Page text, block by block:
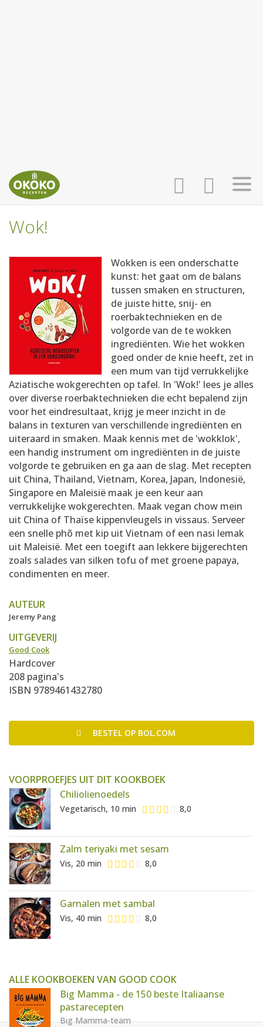
AANMELDEN
RECEPTEN
WEEKMENU'S
KOOKBOEKEN
Wok!
Wokken is een onderschatte
kunst: het gaat om de balans
tussen smaken en structuren,
de juiste hitte, snij- en
roerbaktechnieken en de
volgorde van de te wokken
ingrediënten. Wie het wokken
goed onder de knie heeft, zet in
een mum van tijd verrukkelijke
Aziatische wokgerechten op tafel. In 'Wok!' lees je alles
over diverse roerbaktechnieken die echt bepalend zijn
voor het eindresultaat, krijg je meer inzicht in de
balans in texturen van verschillende ingrediënten en
uiteraard in smaken. Maak kennis met de 'wokklok',
een handig instrument om ingrediënten in de juiste
volgorde te gebruiken en ga aan de slag. Met recepten
uit China, Thailand, Vietnam, Korea, Japan, Indonesië,
Singapore en Maleisië maak je een keur aan
verrukkelijke wokgerechten. Maak vegan chow mein
uit China of Thaïse kippenvleugels in vissaus. Serveer
een snelle phõ met kip uit Vietnam of een nasi lemak
uit Maleisië. Met een toegift aan lekkere bijgerechten
zoals salades van silken tofu of met groene papaya,
condimenten en meer.
AUTEUR
Jeremy Pang
UITGEVERIJ
Good Cook
Hardcover
208 pagina's
ISBN 9789461432780
BESTEL OP BOL.COM
VOORPROEFJES UIT DIT KOOKBOEK
Chiliolienoedels
Vegetarisch, 10 min 8,0
Zalm teriyaki met sesam
Vis, 20 min 8,0
Garnalen met sambal
Vis, 40 min 8,0
ALLE KOOKBOEKEN VAN GOOD COOK
Big Mamma - de 150 beste Italiaanse
pastarecepten
Big Mamma-team